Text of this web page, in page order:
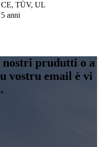
CE, TÜV, UL
5 anni
nostri prudutti o a
vostru email è vi